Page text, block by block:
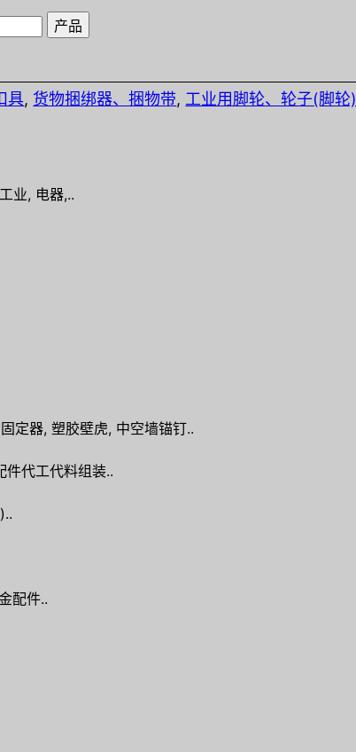
具, 货物捆绑器、捆物带, 工业用脚轮、轮子(脚轮)
业, 电器,..
定器, 塑胶壁虎, 中空墙锚钉..
件代工代料组装..
配件..